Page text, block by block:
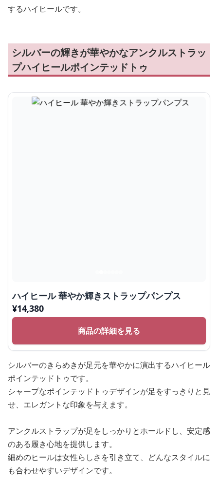
するハイヒールです。
シルバーの輝きが華やかなアンクルストラッ
プハイヒールポインテッドトゥ
ハイヒール 華やか輝きストラップパンプス
¥14,380
商品の詳細を見る
シルバーのきらめきが足元を華やかに演出するハイヒール
ポインテッドトゥです。
シャープなポインテッドトゥデザインが足をすっきりと見
せ、エレガントな印象を与えます。
アンクルストラップが足をしっかりとホールドし、安定感
のある履き心地を提供します。
細めのヒールは女性らしさを引き立て、どんなスタイルに
も合わせやすいデザインです。